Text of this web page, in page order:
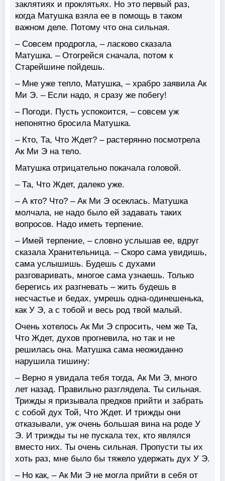
заклятиях и проклятьях. Но это первый раз,
когда Матушка взяла ее в помощь в таком
важном деле. Потому что она сильная.
– Совсем продрогла, – ласково сказала
Матушка. – Отогрейся сначала, потом к
Старейшине пойдешь.
– Мне уже тепло, Матушка, – храбро заявила Ак
Ми Э. – Если надо, я сразу же побегу!
– Погоди. Пусть успокоится, – совсем уж
непонятно бросила Матушка.
– Кто, Та, Что Ждет? – растерянно посмотрела
Ак Ми Э на тело.
Матушка отрицательно покачала головой.
– Та, Что Ждет, далеко уже.
– А кто? Что? – Ак Ми Э осеклась. Матушка
молчала, не надо было ей задавать таких
вопросов. Надо иметь терпение.
– Имей терпение, – словно услышав ее, вдруг
сказала Хранительница. – Скоро сама увидишь,
сама услышишь. Будешь с духами
разговаривать, многое сама узнаешь. Только
берегись их разгневать – жить будешь в
несчастье и бедах, умрешь одна-одинешенька,
как У Э, а с тобой и весь род твой малый.
Очень хотелось Ак Ми Э спросить, чем же Та,
Что Ждет, духов прогневила, но так и не
решилась она. Матушка сама неожиданно
нарушила тишину:
– Верно я увидала тебя тогда, Ак Ми Э, много
лет назад. Правильно разглядела. Ты сильная.
Трижды я призывала предков прийти и забрать
с собой дух Той, Что Ждет. И трижды они
отказывали, уж очень большая вина на роде У
Э. И трижды ты не пускала тех, кто являлся
вместо них. Ты очень сильная. Пропусти ты их
хоть раз, мне было бы тяжело удержать дух У Э.
– Но как, – Ак Ми Э не могла прийти в себя от